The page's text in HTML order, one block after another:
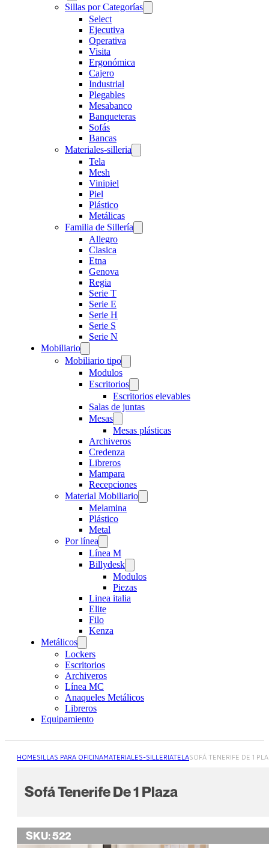
Sillas por Categorías
Select
Ejecutiva
Operativa
Visita
Ergonómica
Cajero
Industrial
Plegables
Mesabanco
Banqueteras
Sofás
Bancas
Materiales-silleria
Tela
Mesh
Vinipiel
Piel
Plástico
Metálicas
Familia de Sillería
Allegro
Clasica
Etna
Genova
Regia
Serie T
Serie E
Serie H
Serie S
Serie N
Mobiliario
Mobiliario tipo
Modulos
Escritorios
Escritorios elevables
Salas de juntas
Mesas
Mesas plásticas
Archiveros
Credenza
Libreros
Mampara
Recepciones
Material Mobiliario
Melamina
Plástico
Metal
Por línea
Línea M
Billydesk
Modulos
Piezas
Linea italia
Elite
Filo
Kenza
Metálicos
Lockers
Escritorios
Archiveros
Línea MC
Anaqueles Metálicos
Libreros
Equipamiento
HOMESILLAS PARA OFICINAMATERIALES-SILLERIATELASOFÁ TENERIFE DE 1
Sofá Tenerife De 1 Plaza
SKU:522